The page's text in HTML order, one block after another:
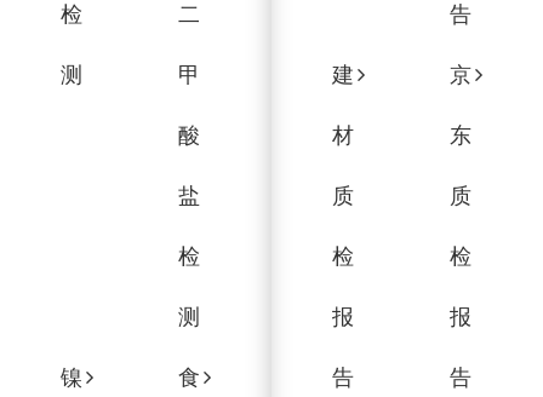
检
测
二
甲
酸
盐
检
测
镍 食
告
建
材
质
检
报
告
京
东
质
检
报
告